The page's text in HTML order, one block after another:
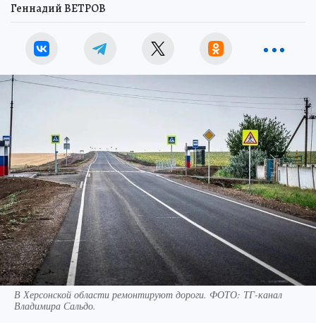
Геннадий ВЕТРОВ
В Херсонской области ремонтируют дороги. ФОТО: ТГ-канал
Владимира Сальдо.